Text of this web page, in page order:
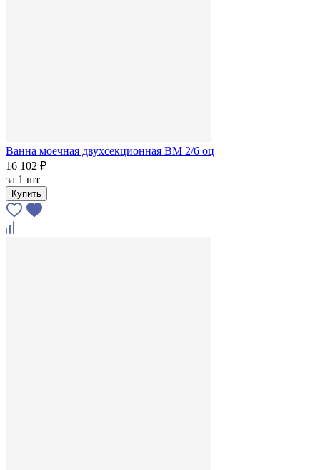
Ванна моечная двухсекционная ВМ 2/6 оц
16 102 ₽
за 1 шт
Купить